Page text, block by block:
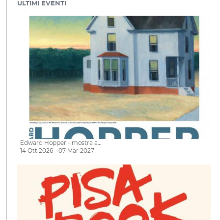
ULTIMI EVENTI
Edward Hopper - mostra a…
14 Ott 2026 - 07 Mar 2027